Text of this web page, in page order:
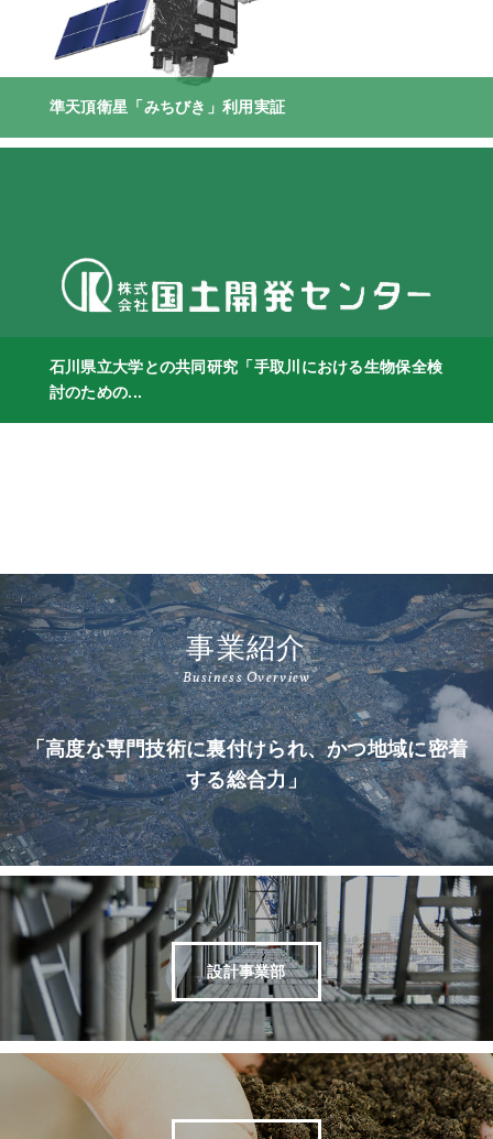
準天頂衛星「みちびき」利用実証
石川県立大学との共同研究「手取川における生物保全検
討のための...
事業紹介
Business Overview
「高度な専門技術に裏付けられ、かつ地域に密着
する総合力」
設計事業部